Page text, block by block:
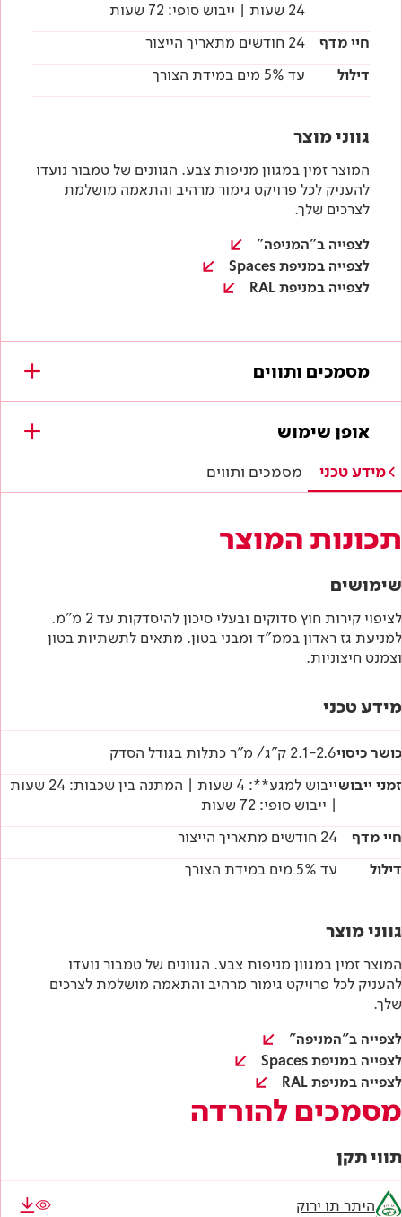
24 שעות | ייבוש סופי: 72 שעות
חיי מדף
24 חודשים מתאריך הייצור
דילול
עד 5% מים במידת הצורך
גווני מוצר
המוצר זמין במגוון מניפות צבע. הגוונים של טמבור נועדו
להעניק לכל פרויקט גימור מרהיב והתאמה מושלמת
לצרכים שלך.
לצפייה ב"המניפה"
לצפייה במניפת Spaces
לצפייה במניפת RAL
מסמכים ותווים
מסמכים להורדה
תווי תקן
תו תקן ישראלי
מפרטים טכניים
הוראות בטיחות
אופן שימוש
מידע טכני מסמכים ותווים
תכונות המוצר
שימושים
לציפוי קירות חוץ סדוקים ובעלי סיכון להיסדקות עד 2 מ"מ.
למניעת גז ראדון בממ"ד ומבני בטון. מתאים לתשתיות בטון
וצמנט חיצוניות.
מידע טכני
כושר כיסוי2.1-2.6 ק"ג/ מ"ר כתלות בגודל הסדק
זמני ייבוש
ייבוש למגע**: 4 שעות | המתנה בין שכבות: 24 שעות
| ייבוש סופי: 72 שעות
חיי מדף
24 חודשים מתאריך הייצור
דילול
עד 5% מים במידת הצורך
גווני מוצר
המוצר זמין במגוון מניפות צבע. הגוונים של טמבור נועדו
להעניק לכל פרויקט גימור מרהיב והתאמה מושלמת לצרכים
שלך.
לצפייה ב"המניפה"
לצפייה במניפת Spaces
לצפייה במניפת RAL
מסמכים להורדה
תווי תקן
היתר תו ירוק